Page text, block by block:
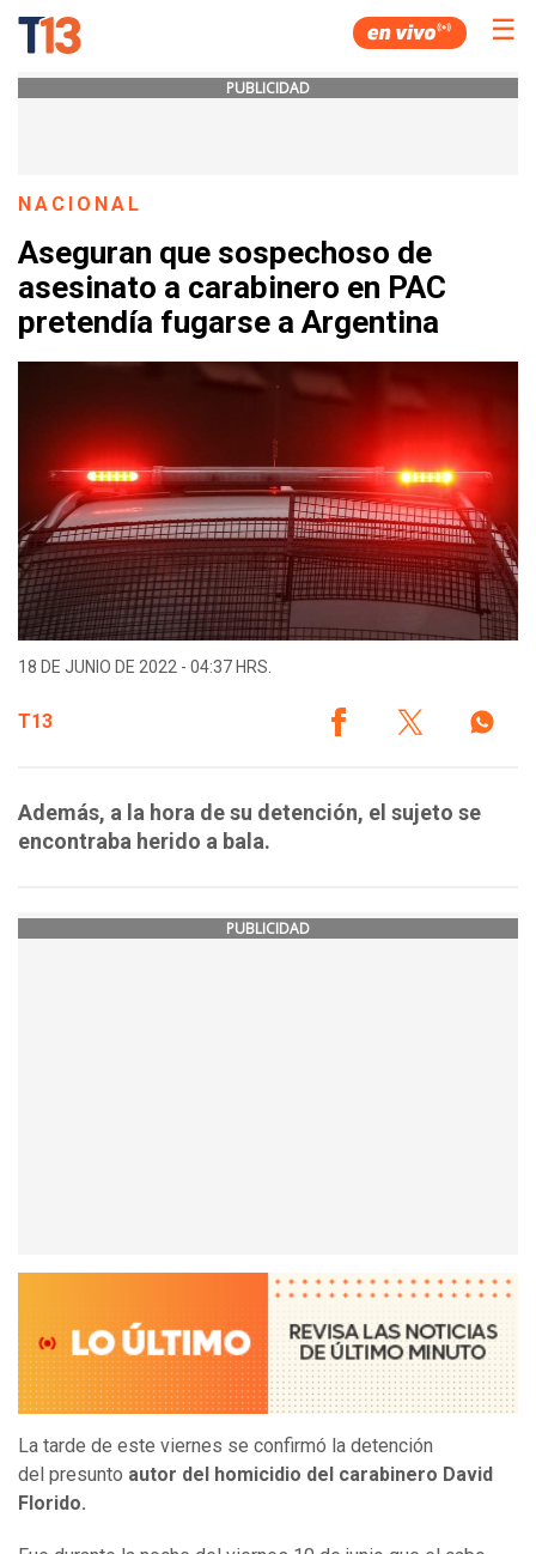
☰
PUBLICIDAD
NACIONAL
Aseguran que sospechoso de
asesinato a carabinero en PAC
pretendía fugarse a Argentina
18 DE JUNIO DE 2022 - 04:37 HRS.
T13
Además, a la hora de su detención, el sujeto se
encontraba herido a bala.
PUBLICIDAD
La tarde de este viernes se confirmó la detención
del presunto autor del homicidio del carabinero David
Florido.